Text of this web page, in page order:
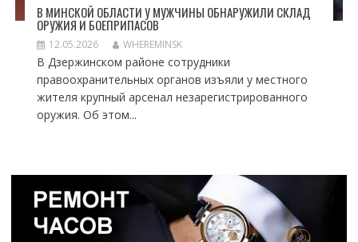
В МИНСКОЙ ОБЛАСТИ У МУЖЧИНЫ ОБНАРУЖИЛИ СКЛАД
ОРУЖИЯ И БОЕПРИПАСОВ
12.05.2026 WHEREMINSK
В Дзержинском районе сотрудники
правоохранительных органов изъяли у местного
жителя крупный арсенал незарегистрированного
оружия. Об этом...